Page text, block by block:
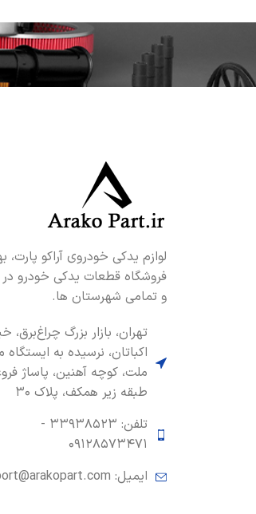
لوازم یدکی خودروی آراکو پارت،
فروشگاه قطعات یدکی خودرو در
و تمامی شهرستان ها.
تهران، بازار بزرگ چراغ‌برق،
اکباتان، نرسیده به ایستگاه
ملت، کوچه آهنین، پاساژ
طبقه زیر همکف، پلاک ۳۰
تلفن: ۳۳۹۳۸۵۲۳ -
۰۹۱۲۸۵۷۳۴۷۱
ایمیل: support@arakopart.com